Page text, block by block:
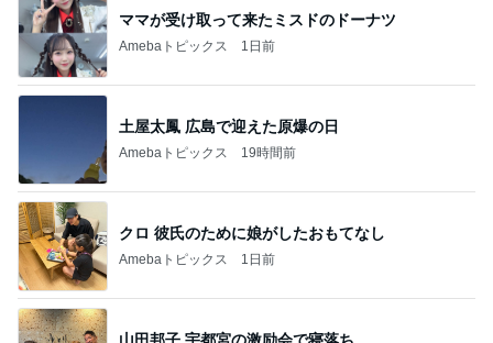
ママが受け取って来たミスドのドーナツ
Amebaトピックス 1日前
土屋太鳳 広島で迎えた原爆の日
Amebaトピックス 19時間前
クロ 彼氏のために娘がしたおもてなし
Amebaトピックス 1日前
山田邦子 宇都宮の激励会で寝落ち